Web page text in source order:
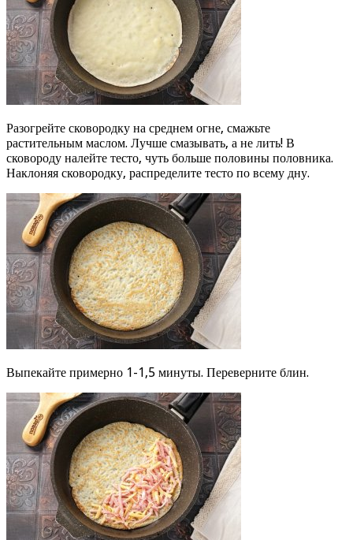
Разогрейте сковородку на среднем огне, смажьте
растительным маслом. Лучше смазывать, а не лить! В
сковороду налейте тесто, чуть больше половины половника.
Наклоняя сковородку, распределите тесто по всему дну.
Выпекайте примерно 1-1,5 минуты. Переверните блин.